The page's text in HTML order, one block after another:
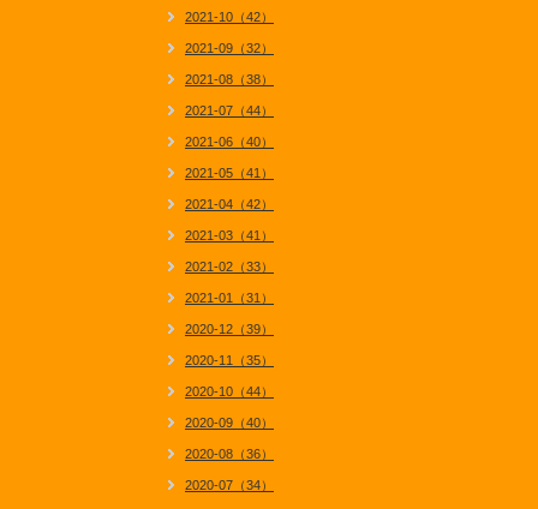
2021-10（42）
2021-09（32）
2021-08（38）
2021-07（44）
2021-06（40）
2021-05（41）
2021-04（42）
2021-03（41）
2021-02（33）
2021-01（31）
2020-12（39）
2020-11（35）
2020-10（44）
2020-09（40）
2020-08（36）
2020-07（34）